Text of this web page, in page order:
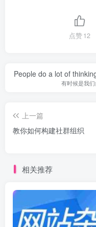
点赞12
People do a lot of
有时候是我
上一篇
教你如何构建社群组织
相关推荐